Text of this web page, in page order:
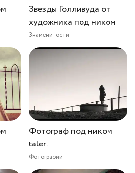
Звезды Голливуда от
художника под ником
Знаменитости
Фотограф под ником
taler.
Фотографии